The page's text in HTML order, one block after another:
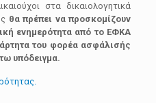
στα δικαιολογητικά
θα πρέπει να προσκομίζουν
ενημερότητα από το ΕΦΚΑ
του φορέα ασφάλισής
υπόδειγμα.